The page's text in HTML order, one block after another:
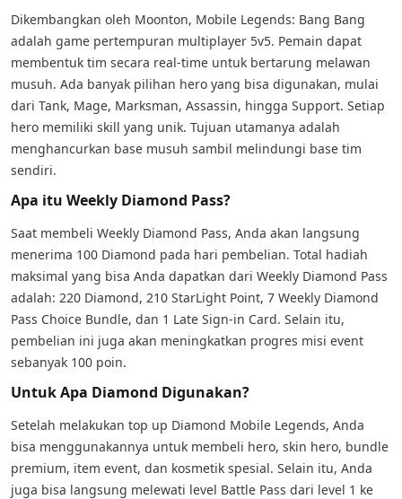
Dikembangkan oleh Moonton, Mobile Legends: Bang Bang
adalah game pertempuran multiplayer 5v5. Pemain dapat
membentuk tim secara real-time untuk bertarung melawan
musuh. Ada banyak pilihan hero yang bisa digunakan, mulai
dari Tank, Mage, Marksman, Assassin, hingga Support. Setiap
hero memiliki skill yang unik. Tujuan utamanya adalah
menghancurkan base musuh sambil melindungi base tim
sendiri.
Apa itu Weekly Diamond Pass?
Saat membeli Weekly Diamond Pass, Anda akan langsung
menerima 100 Diamond pada hari pembelian. Total hadiah
maksimal yang bisa Anda dapatkan dari Weekly Diamond Pass
adalah: 220 Diamond, 210 StarLight Point, 7 Weekly Diamond
Pass Choice Bundle, dan 1 Late Sign-in Card. Selain itu,
pembelian ini juga akan meningkatkan progres misi event
sebanyak 100 poin.
Untuk Apa Diamond Digunakan?
Setelah melakukan top up Diamond Mobile Legends, Anda
bisa menggunakannya untuk membeli hero, skin hero, bundle
premium, item event, dan kosmetik spesial. Selain itu, Anda
juga bisa langsung melewati level Battle Pass dari level 1 ke